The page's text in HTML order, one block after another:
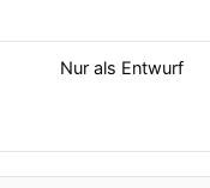
Nur als Entwurf